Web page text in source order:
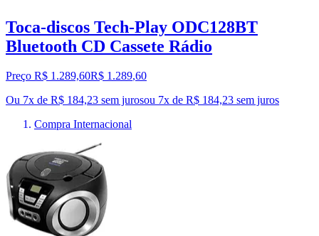
Toca-discos Tech-Play ODC128BT
Bluetooth CD Cassete Rádio
Preço R$ 1.289,60R$ 1.289,60
Ou 7x de R$ 184,23 sem jurosou 7x de R$ 184,23 sem juros
Compra Internacional